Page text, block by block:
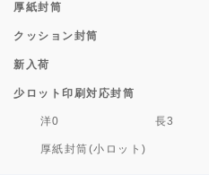
厚紙封筒
クッション封筒
新入荷
少ロット印刷対応封筒
洋0 長3
厚紙封筒(小ロット)